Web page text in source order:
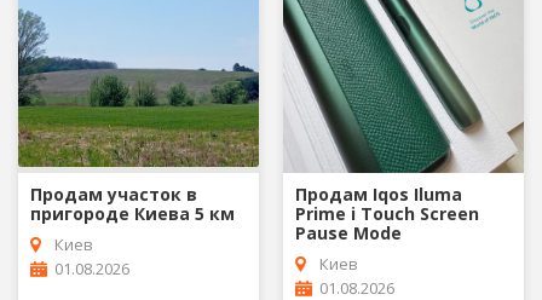
Продам участок в
пригороде Киева 5 км
Киев
01.08.2026
Продам Iqos Iluma
Prime i Touch Screen
Pause Mode
Киев
01.08.2026